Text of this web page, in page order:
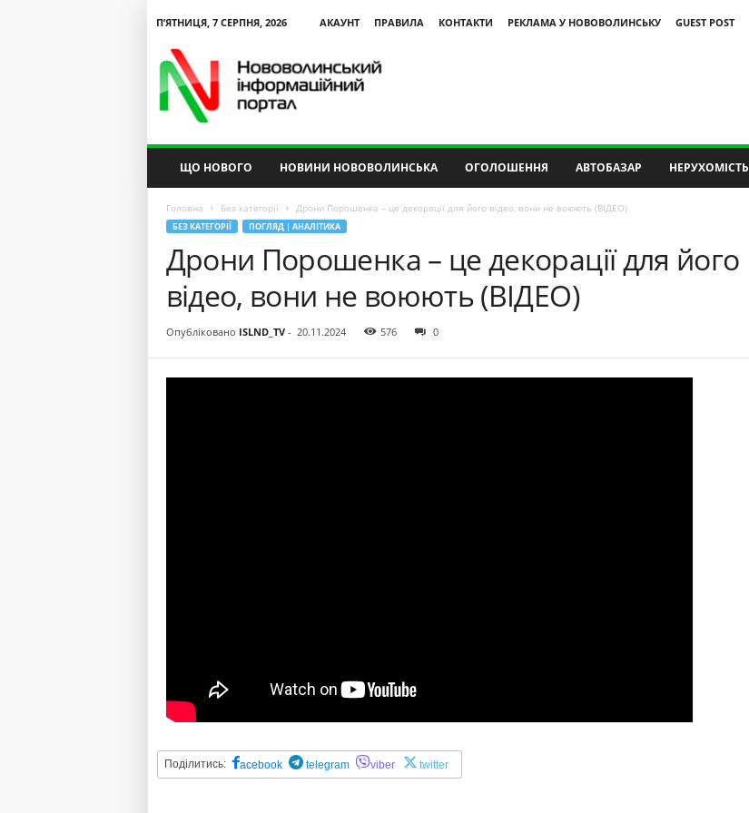
П’ЯТНИЦЯ, 7 СЕРПНЯ, 2026 АКАУНТ ПРАВИЛА КОНТАКТИ РЕКЛАМА У НОВОВОЛИНСЬКУ
GUEST POST
ЩО НОВОГО НОВИНИ НОВОВОЛИНСЬКА ОГОЛОШЕННЯ АВТОБАЗАР НЕРУХОМІСТЬ
Головна Без категорії Дрони Порошенка – це декорації для його відео, вони не воюють (ВІДЕО)
БЕЗ КАТЕГОРІЇ ПОГЛЯД | АНАЛІТИКА
Дрони Порошенка – це декорації для його
відео, вони не воюють (ВІДЕО)
Опубліковано ISLND_TV- 20.11.2024 576 0
Поділитись: acebook telegram viber twitter